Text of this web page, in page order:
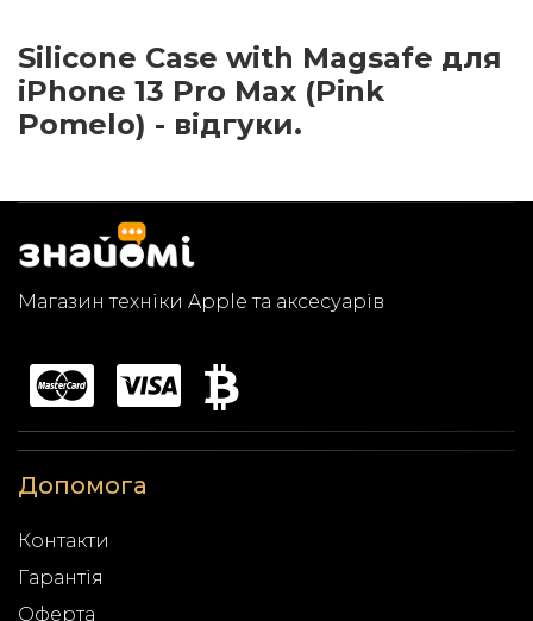
Silicone Case with Magsafe для
iPhone 13 Pro Max (Pink
Pomelo) - відгуки.
Магазин техніки Apple та аксесуарів
Допомога
Контакти
Гарантія
Оферта